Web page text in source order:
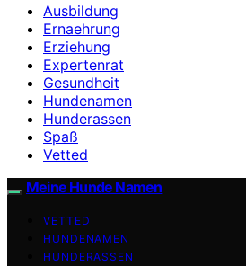
Ausbildung
Ernaehrung
Erziehung
Expertenrat
Gesundheit
Hundenamen
Hunderassen
Spaß
Vetted
Meine Hunde Namen
VETTED
HUNDENAMEN
HUNDERASSEN